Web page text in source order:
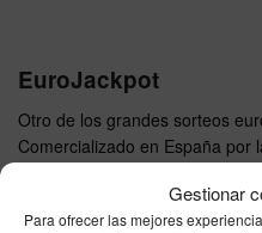
Gestionar
Para ofrecer las mejores
EuroJackpot
Otro de los grandes sorteos
Comercializado en España por